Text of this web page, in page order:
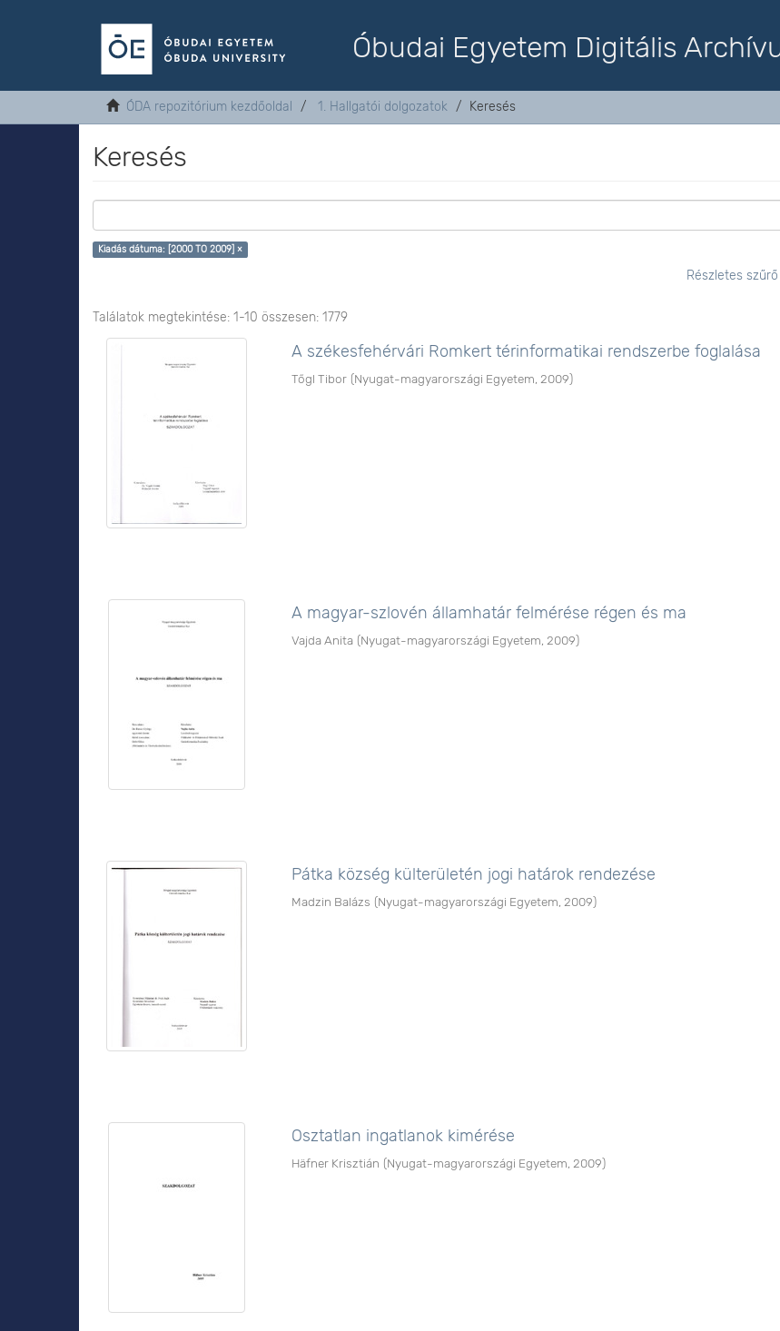
Óbudai Egyetem Digitális
ÓDA repozitórium kezdőoldal 1. Hallgatói dolgozatok Keresés
Keresés
Kiadás dátuma: [2000 TO 2009] ×
Részletes
Találatok megtekintése: 1-10 összesen: 1779
A székesfehérvári Romkert térinformatikai rendszerbe foglalása
Tőgl Tibor (Nyugat-magyarországi Egyetem 2009)
A magyar-szlovén államhatár felmérése régen és ma
Vajda Anita (Nyugat-magyarországi Egyetem 2009)
Pátka község külterületén jogi határok rendezése
Madzin Balázs (Nyugat-magyarországi Egyetem 2009)
Osztatlan ingatlanok kimérése
Häfner Krisztián (Nyugat-magyarországi Egyetem 2009)